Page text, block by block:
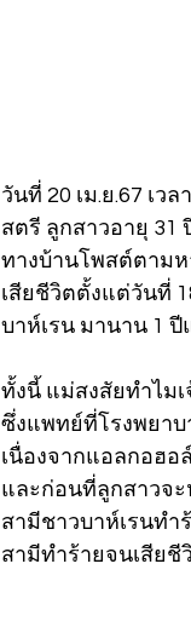
วันที่ 20 เม.ย.67 เ
สตรี ลูกสาวอายุ 31
ทางบ้านโพสต์ตาม
เสียชีวิตตั้งแต่วันที่
บาห์เรน มานาน 1 ปี
ทั้งนี้ แม่สงสัยทำไม
ซึ่งแพทย์ที่โรงพยาบ
เนื่องจากแอลกอฮอ
และก่อนที่ลูกสาวจ
สามีชาวบาห์เรนทำ
สามีทำร้ายจนเสีย